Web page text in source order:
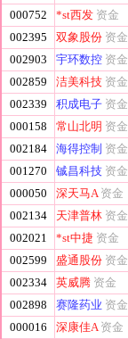
000752
*st西发 资金
002395
双象股份 资金
002903
宇环数控 资金
002859
洁美科技 资金
002339
积成电子 资金
000158
常山北明 资金
002184
海得控制 资金
001270
铖昌科技 资金
000050
深天马A 资金
002134
天津普林 资金
002021
*st中捷 资金
002599
盛通股份 资金
002334
英威腾 资金
002898
赛隆药业 资金
000016
深康佳A 资金